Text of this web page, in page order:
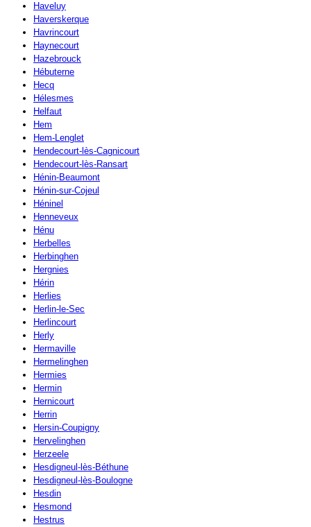
Haveluy
Haverskerque
Havrincourt
Haynecourt
Hazebrouck
Hébuterne
Hecq
Hélesmes
Helfaut
Hem
Hem-Lenglet
Hendecourt-lès-Cagnicourt
Hendecourt-lès-Ransart
Hénin-Beaumont
Hénin-sur-Cojeul
Héninel
Henneveux
Hénu
Herbelles
Herbinghen
Hergnies
Hérin
Herlies
Herlin-le-Sec
Herlincourt
Herly
Hermaville
Hermelinghen
Hermies
Hermin
Hernicourt
Herrin
Hersin-Coupigny
Hervelinghen
Herzeele
Hesdigneul-lès-Béthune
Hesdigneul-lès-Boulogne
Hesdin
Hesmond
Hestrus